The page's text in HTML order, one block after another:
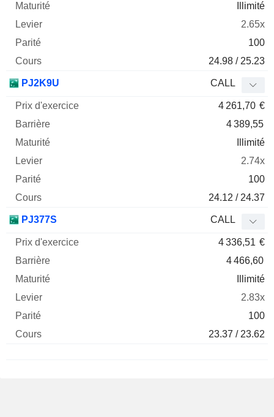
Illimité
2.65x
100
24.98 / 25.23
PJ2K9U CALL
4 261,70 €
4 389,55
Illimité
2.74x
100
24.12 / 24.37
PJ377S CALL
4 336,51 €
4 466,60
Illimité
2.83x
100
23.37 / 23.62